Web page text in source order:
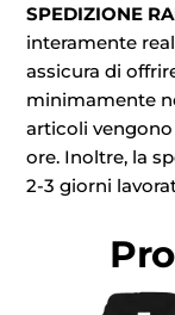
SPEDIZIONE
interamente
assicura di
minimamente
articoli vengono
ore. Inoltre, la
2-3 giorni